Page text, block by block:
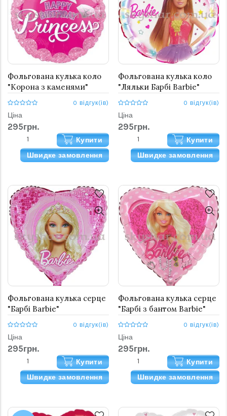
Фольгована кулька коло
"Корона з каменями"
0 відгук(ів)
Ціна
295грн.
Купити
Швидке замовлення
Фольгована кулька коло
"Ляльки Барбі Barbie"
0 відгук(ів)
Ціна
295грн.
Купити
Швидке замовлення
Фольгована кулька серце
"Барбі Barbie"
0 відгук(ів)
Ціна
295грн.
Купити
Швидке замовлення
Фольгована кулька серце
"Барбі з бантом Barbie"
0 відгук(ів)
Ціна
295грн.
Купити
Швидке замовлення